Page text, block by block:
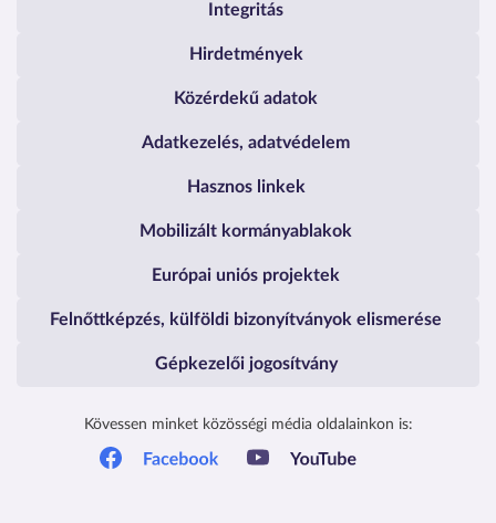
Integritás
Hirdetmények
Közérdekű adatok
Adatkezelés, adatvédelem
Hasznos linkek
Mobilizált kormányablakok
Európai uniós projektek
Felnőttképzés, külföldi bizonyítványok elismerése
Gépkezelői jogosítvány
Kövessen minket közösségi média oldalainkon is: